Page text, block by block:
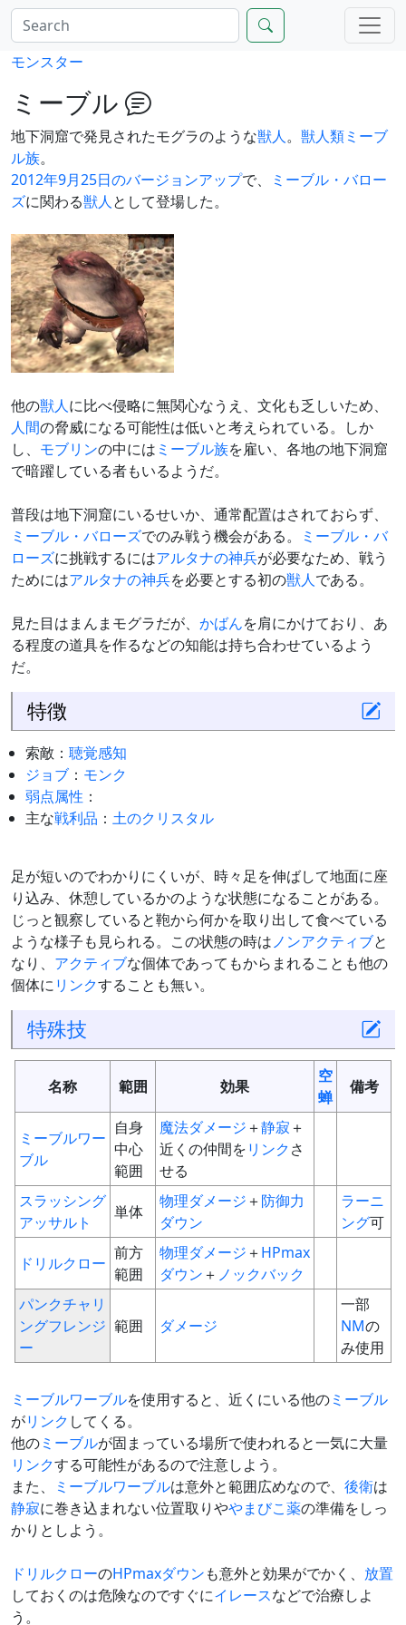
モンスター
ミーブル
地下洞窟で発見されたモグラのような獣人。 獣人類ミーブ
ル族。
2012年9月25日のバージョンアップで、
ミーブル・バロー
ズに関わる獣人として登場した。
他の獣人に比べ侵略に無関心なうえ、文化も乏しいため、
人間の脅威になる可能性は低いと考えられている。しか
し、 モブリンの中には ミーブル族を雇い、各地の地下洞窟
で暗躍している者もいるようだ。
普段は地下洞窟にいるせいか、通常配置はされておらず、
ミーブル・バローズでのみ戦う機会がある。
ミーブル・バ
ローズに挑戦するにはアルタナの神兵が必要なため、戦う
ためにはアルタナの神兵を必要とする初の獣人である。
見た目はまんまモグラだが、 かばんを肩にかけており、あ
る程度の道具を作るなどの知能は持ち合わせているよう
だ。
特徴
索敵： 聴覚感知
ジョブ ： モンク
弱点属性 ：
主な戦利品 ： 土のクリスタル
足が短いのでわかりにくいが、時々足を伸ばして地面に座
り込み、休憩しているかのような状態になることがある。
じっと観察していると鞄から何かを取り出して食べている
ような様子も見られる。この状態の時はノンアクティブと
なり、 アクティブな個体であってもからまれることも他の
個体にリンクすることも無い。
特殊技
名称 範囲 効果
空
蝉
備考
ミーブルワー
ブル
自身
中心
範囲
魔法ダメージ ＋静寂 ＋
近くの仲間をリンクさ
せる
スラッシング
アッサルト
単体
物理ダメージ ＋防御力
ダウン
ラーニ
ング可
ドリルクロー
前方
範囲
物理ダメージ ＋HPmax
ダウン ＋ ノックバック
パンクチャリ
ングフレンジ
ー
範囲 ダメージ
一部
NMの
み使用
ミーブルワーブルを使用すると、近くにいる他のミーブル
がリンク してくる。
他のミーブルが固まっている場所で使われると一気に大量
リンクする可能性があるので注意しよう。
また、
ミーブルワーブルは意外と範囲広めなので、 後衛は
静寂に巻き込まれない位置取りややまびこ薬の準備をしっ
かりとしよう。
ドリルクローのHPmaxダウンも意外と効果がでかく、 放置
しておくのは危険なのですぐにイレースなどで治療しよ
う。